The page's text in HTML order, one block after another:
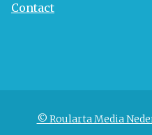
Contact
© Roularta Media